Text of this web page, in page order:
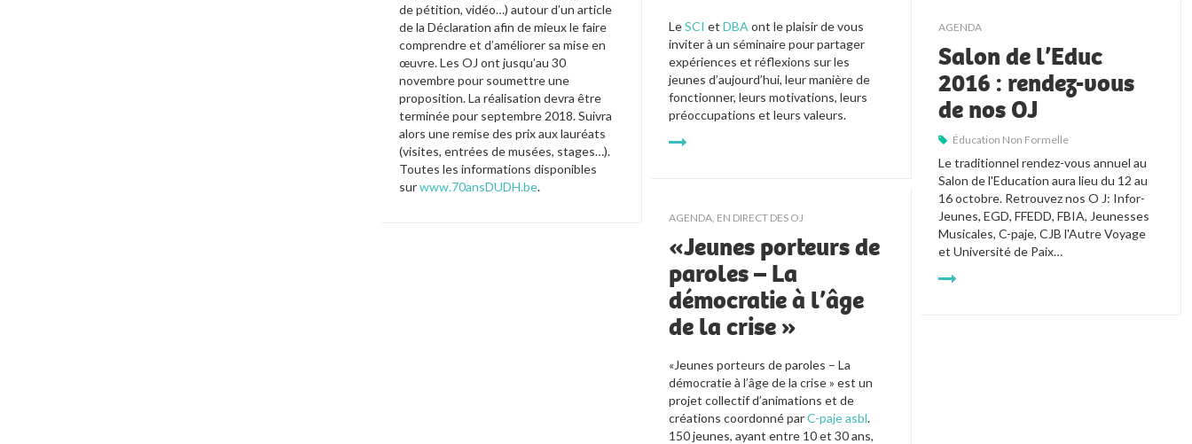
de pétition, vidéo…) autour d’un article
de la Déclaration afin de mieux le faire
comprendre et d’améliorer sa mise en
œuvre. Les OJ ont jusqu’au 30
novembre pour soumettre une
proposition. La réalisation devra être
terminée pour septembre 2018. Suivra
alors une remise des prix aux lauréats
(visites, entrées de musées, stages…).
Toutes les informations disponibles
surwww.70ansDUDH.be.
Le SCI et DBA ont le plaisir de vous
inviter à un séminaire pour partager
expériences et réflexions sur les
jeunes d’aujourd’hui, leur manière de
fonctionner, leurs motivations, leurs
préoccupations et leurs valeurs.
AGENDA
Salon de l’Educ
2016 : rendez-vous
de nos OJ
Éducation Non Formelle
Le traditionnel rendez-vous annuel au
Salon de l'Education aura lieu du 12 au
16 octobre. Retrouvez nos O J: Infor-
Jeunes, EGD, FFEDD, FBIA, Jeunesses
Musicales, C-paje, CJB l'Autre Voyage
et Université de Paix…
AGENDA EN DIRECT DES OJ
«Jeunes porteurs de
paroles – La
démocratie à l’âge
de la crise »
«Jeunes porteurs de paroles – La
démocratie à l’âge de la crise » est un
projet collectif d’animations et de
créations coordonné par C-paje asbl.
150 jeunes, ayant entre 10 et 30 ans,